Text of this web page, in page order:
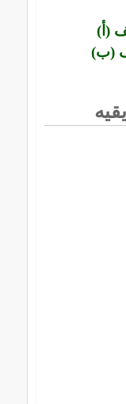
(أ)
(ب)